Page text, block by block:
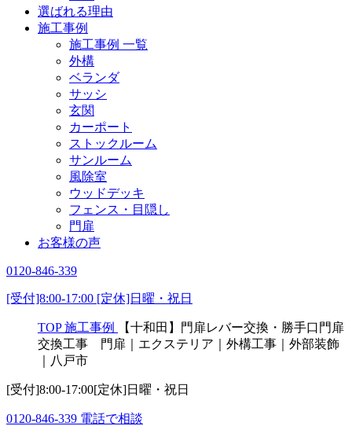
選ばれる理由
施工事例
施工事例 一覧
外構
ベランダ
サッシ
玄関
カーポート
ストックルーム
サンルーム
風除室
ウッドデッキ
フェンス・目隠し
門扉
お客様の声
0120-846-339
[受付]8:00-17:00 [定休]日曜・祝日
TOP 施工事例
【十和田】門扉レバー交換・勝手口門扉
交換工事 門扉｜エクステリア｜外構工事｜外部装飾
｜八戸市
[受付]8:00-17:00[定休]日曜・祝日
0120-846-339 電話で相談